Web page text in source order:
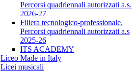
Percorsi quadriennali autorizzati a.s.
2026-27
Filiera tecnologico-professionale.
Percorsi quadriennali autorizzati a.s
2025-26
ITS ACADEMY
Liceo Made in Italy
Licei musicali